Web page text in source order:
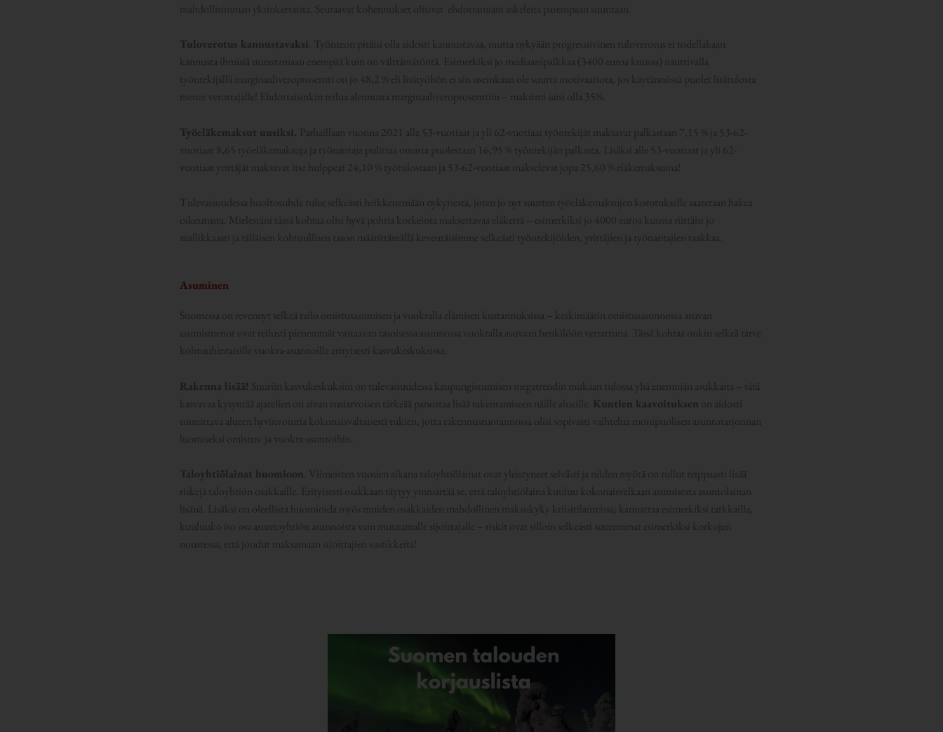
mahdollisimman yksinkertaista. Seuraavat kohennukset olisivat ehdottamiani askeleita parempaan suuntaan.
Tuloverotus kannustavaksi. Työnteon pitäisi olla aidosti kannustavaa, mutta nykyään progressiivinen tuloverotus ei todellakaan
kannusta ihmisiä uurastamaan enempää kuin on välttämätöntä. Esimerkiksi jo mediaanipalkkaa (3400 euroa kuussa) nauttivalla
työntekijällä marginaaliveroprosentti on jo 48,2 % eli lisätyöhön ei siis useinkaan ole suurta motivaatiota, jos käytännössä puolet lisätulosta
menee verottajalle! Ehdottaisinkin reilua alennusta marginaaliveroprosenttiin – maksimi saisi olla 35%.
Työeläkemaksut uusiksi. Parhaillaan vuonna 2021 alle 53-vuotiaat ja yli 62-vuotiaat työntekijät maksavat palkastaan 7,15 % ja 53-62-
vuotiaat 8,65 työeläkemaksuja ja työnantaja pulittaa omasta puolestaan 16,95 % työntekijän palkasta. Lisäksi alle 53-vuotiaat ja yli 62-
vuotiaat yrittäjät maksavat itse hulppeat 24,10 % työtulostaan ja 53-62-vuotiaat makselevat jopa 25,60 % eläkemaksuina!
Tulevaisuudessa huoltosuhde tulee selkeästi heikkenemään nykyisestä, joten jo nyt suurten työeläkemaksujen korotukselle saatetaan hakea
oikeutusta. Mielestäni tässä kohtaa olisi hyvä pohtia korkeinta maksettavaa eläkettä – esimerkiksi jo 4000 euroa kuussa riittäisi jo
mallikkaasti ja tälläisen kohtuullisen tason määrittämällä keventäisimme selkeästi työntekijöiden, yrittäjien ja työnantajien taakkaa.
Asuminen
Suomessa on revennyt selkeä railo omistusasumisen ja vuokralla elämisen kustannuksissa – keskimäärin omistusasunnossa asuvan
asumismenot ovat reilusti pienemmät vastaavan tasoisessa asunnossa vuokralla asuvaan henkilöön verrattuna. Tässä kohtaa onkin selkeä tarve
kohtuuhintaisille vuokra-asunnoille erityisesti kasvukeskuksissa.
Rakenna lisää! Suuriin kasvukeskuksiin on tulevaisuudessa kaupungistumisen megatrendin mukaan tulossa yhä enemmän asukkaita – tätä
kasvavaa kysyntää ajatellen on aivan ensiarvoisen tärkeää panostaa lisää rakentamiseen näille alueille. Kuntien kaavoituksen on aidosti
toimittava alueen hyvinvointia kokonaisvaltaisesti tukien, jotta rakennustuotannossa olisi sopivasti vaihtelua monipuolisen asuntotarjonnan
luomiseksi omistus- ja vuokra-asuntoihin.
Taloyhtiölainat huomioon. Viimeisten vuosien aikana taloyhtiölainat ovat yleistyneet selvästi ja niiden myötä on tullut reippaasti lisää
riskejä taloyhtiön osakkaille. Erityisesti osakkaan täytyy ymmärtää se, että taloyhtiölaina kuuluu kokonaisvelkaan asumisesta asuntolainan
lisänä. Lisäksi on oleellista huomioida myös muiden osakkaiden mahdollinen maksukyky kriisitilanteissa; kannattaa esimerkiksi tarkkailla,
kuuluuko iso osa asuntoyhtiön asunnoista vain muutamalle sijoittajalle – riskit ovat silloin selkeästi suuremmat esimerkiksi korkojen
noustessa, että joudut maksamaan sijoittajien vastikkeita!